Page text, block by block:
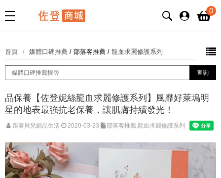
0
首頁 媒體口碑推薦 / 部落客推薦 / 龍血求麗修護系列
品保養【佐登妮絲龍血求麗修護系列】風靡好萊塢明
星的地表最強抗老保養，讓肌膚持續發光！
跟著貝兒細品生活 2020-03-23 部落客推薦,龍血求麗修護系列